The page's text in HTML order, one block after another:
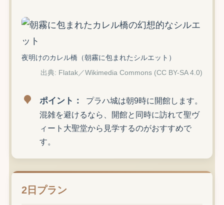
夜明けのカレル橋（朝霧に包まれたシルエット）
出典: Flatak／Wikimedia Commons (CC BY-SA 4.0)
ポイント：
プラハ城は朝9時に開館します。
混雑を避けるなら、開館と同時に訪れて聖ヴ
ィート大聖堂から見学するのがおすすめで
す。
2日プラン